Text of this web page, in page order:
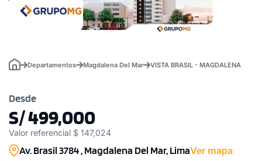
Departamentos Magdalena Del Mar VISTA BRASIL - MAGDALENA
Desde
S/ 499,000
Valor referencial $ 147,024
Av. Brasil 3784 , Magdalena Del Mar, LimaVer mapa